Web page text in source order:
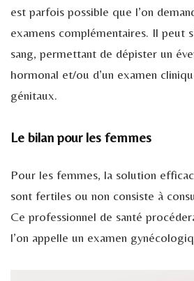
est parfois possible que l’on
examens complémentaires. Il peut
sang, permettant de dépister un
hormonal et/ou d’un examen
génitaux.
Le bilan pour les femmes
Pour les femmes, la solution
sont fertiles ou non consiste à
Ce professionnel de santé
l’on appelle un examen